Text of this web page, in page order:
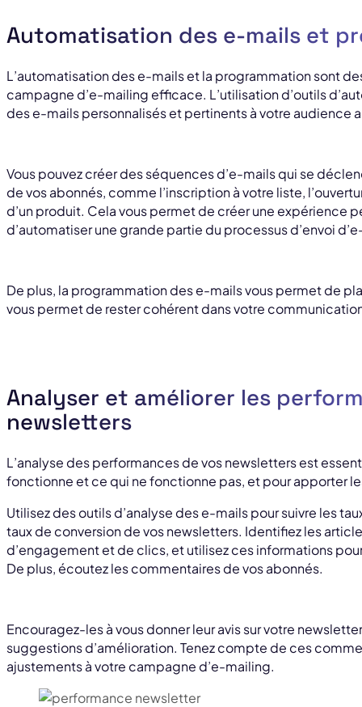
Automatisation des e-mails et
L’automatisation des e-mails et la programmation sont
campagne d’e-mailing efficace. L’utilisation d’outils
des e-mails personnalisés et pertinents à votre audience
Vous pouvez créer des séquences d’e-mails qui se
de vos abonnés, comme l’inscription à votre liste,
d’un produit. Cela vous permet de créer une expérience
d’automatiser une grande partie du processus d’envoi
De plus, la programmation des e-mails vous permet de
vous permet de rester cohérent dans votre
Analyser et améliorer les
newsletters
L’analyse des performances de vos newsletters est
fonctionne et ce qui ne fonctionne pas, et pour apporter
Utilisez des outils d’analyse des e-mails pour suivre les
taux de conversion de vos newsletters. Identifiez les
d’engagement et de clics, et utilisez ces informations
De plus, écoutez les commentaires de vos abonnés.
Encouragez-les à vous donner leur avis sur votre
suggestions d’amélioration. Tenez compte de ces
ajustements à votre campagne d’e-mailing.